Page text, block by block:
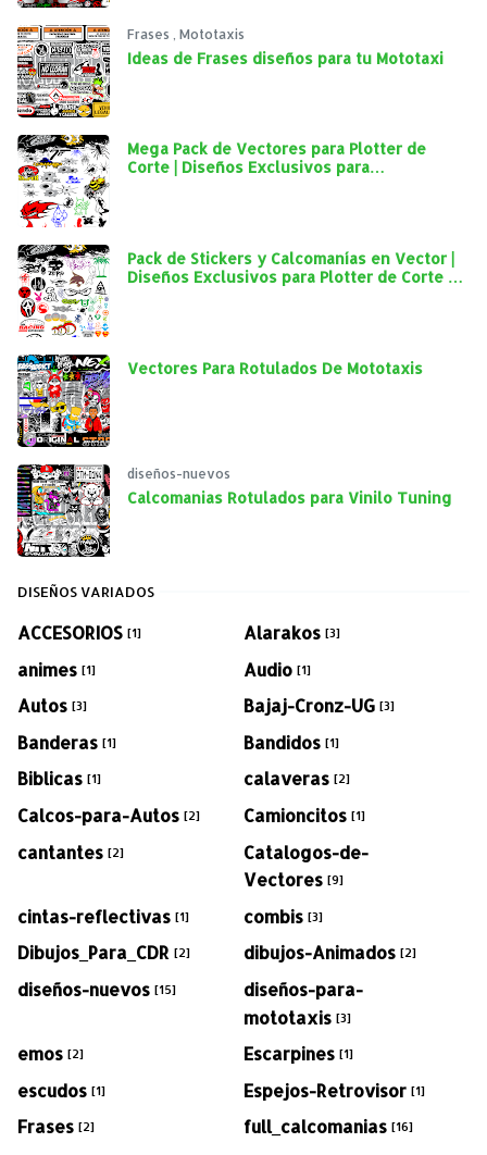
Frases Mototaxis
Ideas de Frases diseños para tu Mototaxi
Mega Pack de Vectores para Plotter de
Corte | Diseños Exclusivos para
Pack de Stickers y Calcomanías en Vector |
Diseños Exclusivos para Plotter de Corte y
Vectores Para Rotulados De Mototaxis
diseños-nuevos
Calcomanias Rotulados para Vinilo Tuning
DISEÑOS VARIADOS
ACCESORIOS [1] Alarakos [3]
animes [1] Audio [1]
Autos [3] Bajaj-Cronz-UG [3]
Banderas [1] Bandidos [1]
Biblicas [1] calaveras [2]
Calcos-para-Autos [2] Camioncitos [1]
cantantes [2]
Catalogos-de-
Vectores [9]
cintas-reflectivas [1] combis [3]
Dibujos_Para_CDR [2] dibujos-Animados [2]
diseños-nuevos [15]
diseños-para-
mototaxis [3]
emos [2] Escarpines [1]
escudos [1] Espejos-Retrovisor [1]
Frases [2] full_calcomanias [16]